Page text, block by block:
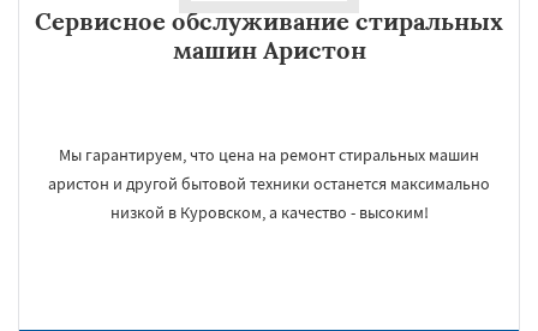
Сервисное обслуживание стиральных
машин Аристон
Мы гарантируем, что цена на ремонт стиральных машин
аристон и другой бытовой техники останется максимально
низкой в Куровском, а качество - высоким!